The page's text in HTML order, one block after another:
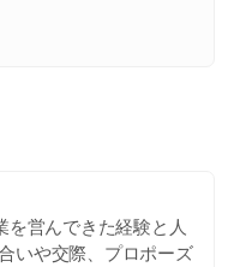
を営んできた経験と人
いや交際、プロポーズ